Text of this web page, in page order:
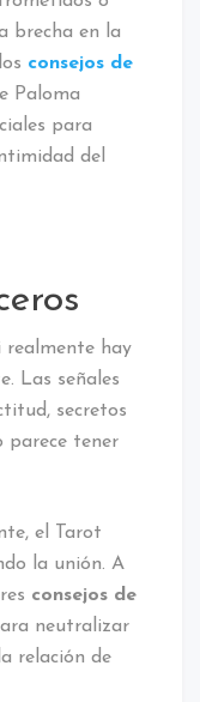
brecha en la
consejos de
Paloma
para
del
realmente hay
Las señales
secretos
parece tener
el Tarot
la unión. A
consejos de
neutralizar
relación de